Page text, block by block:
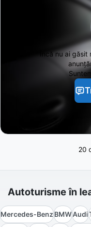
Încă nu ai găsit
20
Autoturisme în
Mercedes-BenzBMWAudi